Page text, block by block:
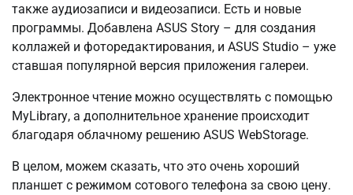
также аудиозаписи и видеозаписи. Есть и новые
программы. Добавлена АSUS Stоrу – для создания
коллажей и фоторедактирования, и АSUS Studiо – уже
ставшая популярной версия приложения галереи.
Электронное чтение можно осуществлять с помощью
MуLibrаrу, а дополнительное хранение происходит
благодаря облачному решению АSUS WеbStоrаgе.
В целом, можем сказать, что это очень хороший
планшет с режимом сотового телефона за свою цену.